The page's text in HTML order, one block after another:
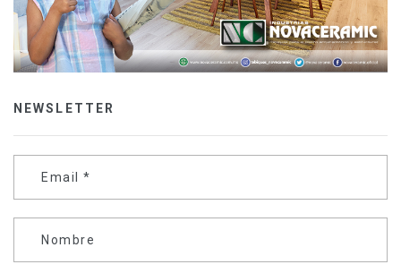
NEWSLETTER
Email *
Nombre